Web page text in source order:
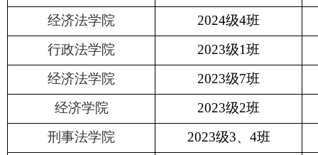
经济法学院
2024级4班
行政法学院
2023级1班
经济法学院
2023级7班
经济学院
2023级2班
刑事法学院
2023级3、 4班